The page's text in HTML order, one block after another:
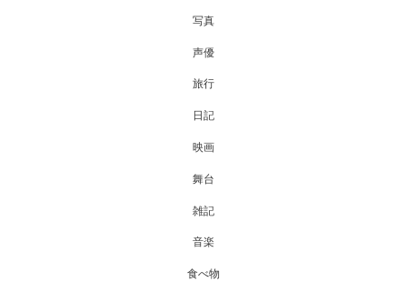
写真
声優
旅行
日記
映画
舞台
雑記
音楽
食べ物